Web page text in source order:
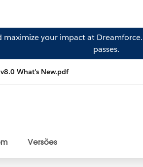
maximize your impact at Dreamforce.
passes.
What's New.pdf
Versões